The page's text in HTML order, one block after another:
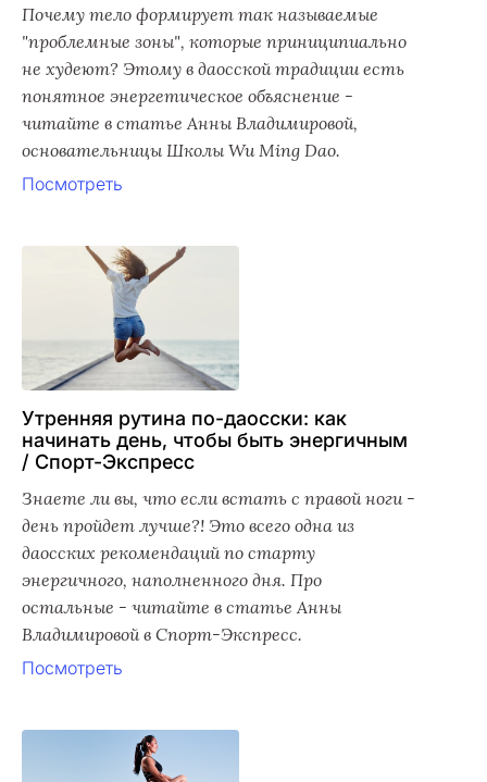
Почему тело формирует так называемые
"проблемные зоны", которые приниципиально
не худеют? Этому в даосской традиции есть
понятное энергетическое объяснение -
читайте в статье Анны Владимировой,
основательницы Школы Wu Ming Dao.
Посмотреть
Утренняя рутина по-даосски: как
начинать день, чтобы быть энергичным
/ Спорт-Экспресс
Знаете ли вы, что если встать с правой ноги -
день пройдет лучше?! Это всего одна из
даосских рекомендаций по старту
энергичного, наполненного дня. Про
остальные - читайте в статье Анны
Владимировой в Спорт-Экспресс.
Посмотреть